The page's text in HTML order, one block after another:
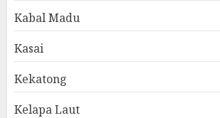
Kabal Madu
Kasai
Kekatong
Kelapa Laut